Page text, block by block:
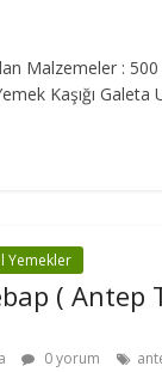
Malzemeler :
Kaşığı Galeta
Yemekler
( Antep
0 yorum